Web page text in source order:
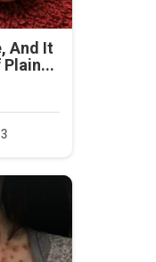
And It
Plain...